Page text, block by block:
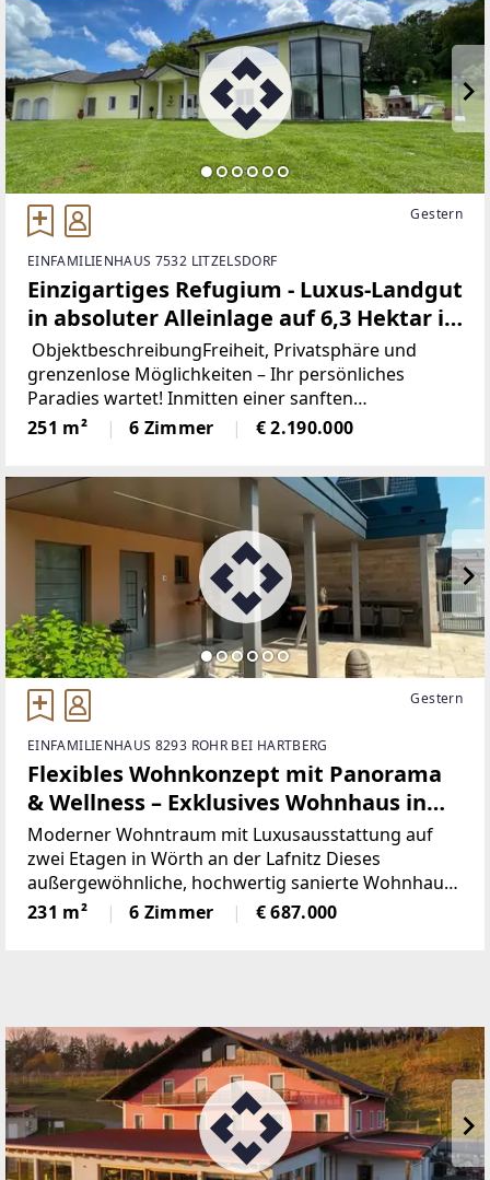
Gestern
EINFAMILIENHAUS 7532 LITZELSDORF
Einzigartiges Refugium - Luxus-Landgut
in absoluter Alleinlage auf 6,3 Hektar in
Litzelsdorf
ObjektbeschreibungFreiheit, Privatsphäre und
grenzenlose Möglichkeiten – Ihr persönliches
Paradies wartet! Inmitten einer sanften
Hügellandschaft, weit weg vom Trubel des Alltags
und doch auf modernstem technologischem
251 m² 6 Zimmer € 2.190.000
Gestern
EINFAMILIENHAUS 8293 ROHR BEI HARTBERG
Flexibles Wohnkonzept mit Panorama
& Wellness – Exklusives Wohnhaus in
Wörth a. d. Lafnitz
Moderner Wohntraum mit Luxusausstattung auf
zwei Etagen in Wörth an der Lafnitz Dieses
außergewöhnliche, hochwertig sanierte Wohnhaus
überzeugt durch Großzügigkeit, modernste Technik
und maximale Nutzungsflexibilität. Die Immobilie
231 m² 6 Zimmer € 687.000